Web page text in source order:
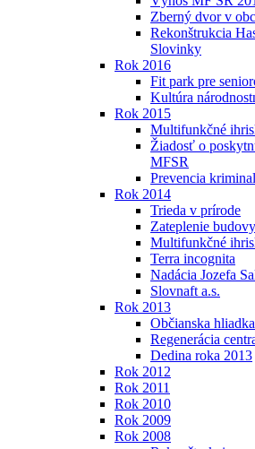
Zberný dvor v
Rekonštrukcia
Slovinky
Rok 2016
Fit park pre
Kultúra
Rok 2015
Multifunkčné
Žiadosť o
MFSR
Prevencia
Rok 2014
Trieda v prírode
Zateplenie
Multifunkčné
Terra incognita
Nadácia Jozefa
Slovnaft a.s.
Rok 2013
Občianska
Regenerácia
Dedina roka 2013
Rok 2012
Rok 2011
Rok 2010
Rok 2009
Rok 2008